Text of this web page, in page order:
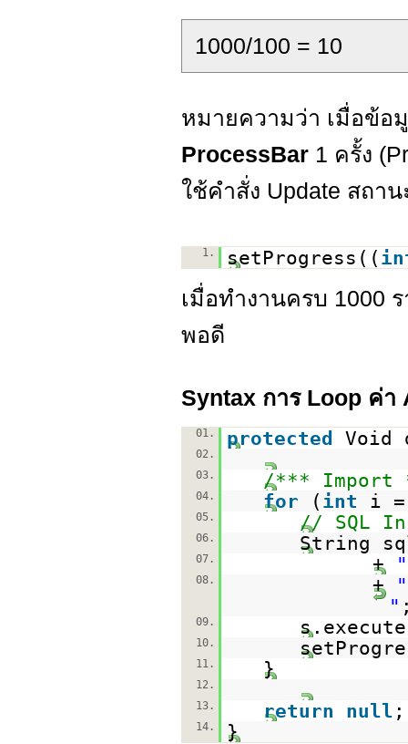
1000/100 = 10
หมายความว่า เมื่อข้อ
ProcessBar 1 ครั้ง
ใช้คำสั่ง Update สถา
1. setProgress((
เมื่อทำงานครบ 1000
พอดี
Syntax การ Loop ค่า
01. protected Void
02.
03.
/*** Import
04. for ( int i
05. // SQL
06. String
07. +
08. +
"
09.
10.
11. }
12.
13.
return null ;
14. }